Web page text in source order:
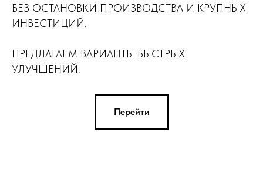
БЕЗ ОСТАНОВКИ ПРОИЗВОДСТВА И КРУПНЫХ
ИНВЕСТИЦИЙ.
ПРЕДЛАГАЕМ ВАРИАНТЫ БЫСТРЫХ
УЛУЧШЕНИЙ.
Перейти